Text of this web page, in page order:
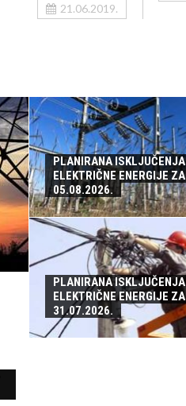
21.06.2019.
PLANIRANA ISKLJUČENJA
ELEKTRIČNE ENERGIJE ZA
05.08.2026.
PLANIRANA ISKLJUČENJA
ELEKTRIČNE ENERGIJE ZA
31.07.2026.